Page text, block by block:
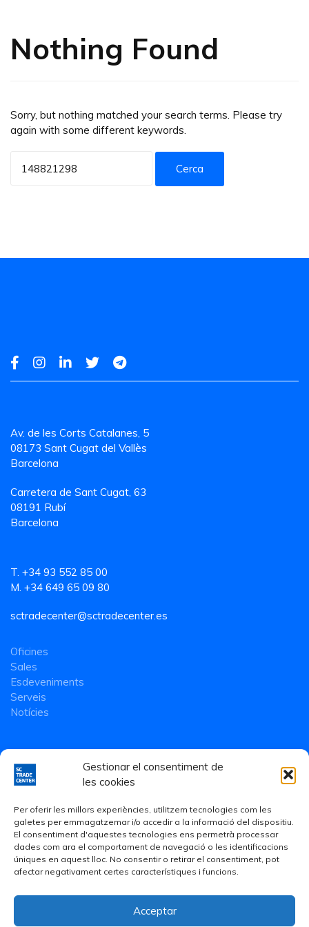
Gestionar el consentiment de
les cookies
Per oferir les millors experiències, utilitzem tecnologies com les
galetes per emmagatzemar i/o accedir a la informació del dispositiu.
El consentiment d'aquestes tecnologies ens permetrà processar
dades com ara el comportament de navegació o les identificacions
úniques en aquest lloc. No consentir o retirar el consentiment, pot
afectar negativament certes característiques i funcions.
Acceptar
Nothing Found
Sorry, but nothing matched your search terms. Please try
again with some different keywords.
Av. de les Corts Catalanes, 5
08173 Sant Cugat del Vallès
Barcelona
Carretera de Sant Cugat, 63
08191 Rubí
Barcelona
T. +34 93 552 85 00
M. +34 649 65 09 80
sctradecenter@sctradecenter.es
Oficines
Sales
Esdeveniments
Serveis
Notícies
Política de Privacitat·Política de cookies